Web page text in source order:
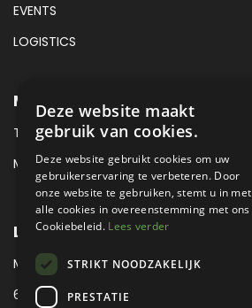
EVENTS
LOGISTICS
METROPOLE SALES CONTACT
TEL:+31 (0) 88 425 94 00
MAIL:SALES@METROPOLE.NL
LOCATIE
MEUBELLAAN 1 / VIA ENZO FERRARI
6651 KV DRUTEN / THE NETHERLANDS
Deze website maakt
gebruik van cookies.
Deze website gebruikt cookies om uw
gebruikerservaring te verbeteren. Door
onze website te gebruiken, stemt u in met
alle cookies in overeenstemming met ons
Cookiebeleid. Lees verder
STRIKT NOODZAKELIJK
PRESTATIE